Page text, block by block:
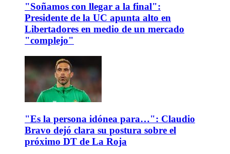
"Soñamos con llegar a la final":
Presidente de la UC apunta alto en
Libertadores en medio de un mercado
"complejo"
"Es la persona idónea para…": Claudio
Bravo dejó clara su postura sobre el
próximo DT de La Roja